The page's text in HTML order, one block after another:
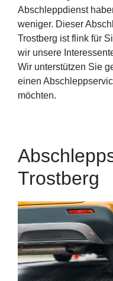
Abschleppdienst
weniger. Dieser
Trostberg ist flink für
wir unsere
Wir unterstützen Sie
einen
möchten.
Trostberg